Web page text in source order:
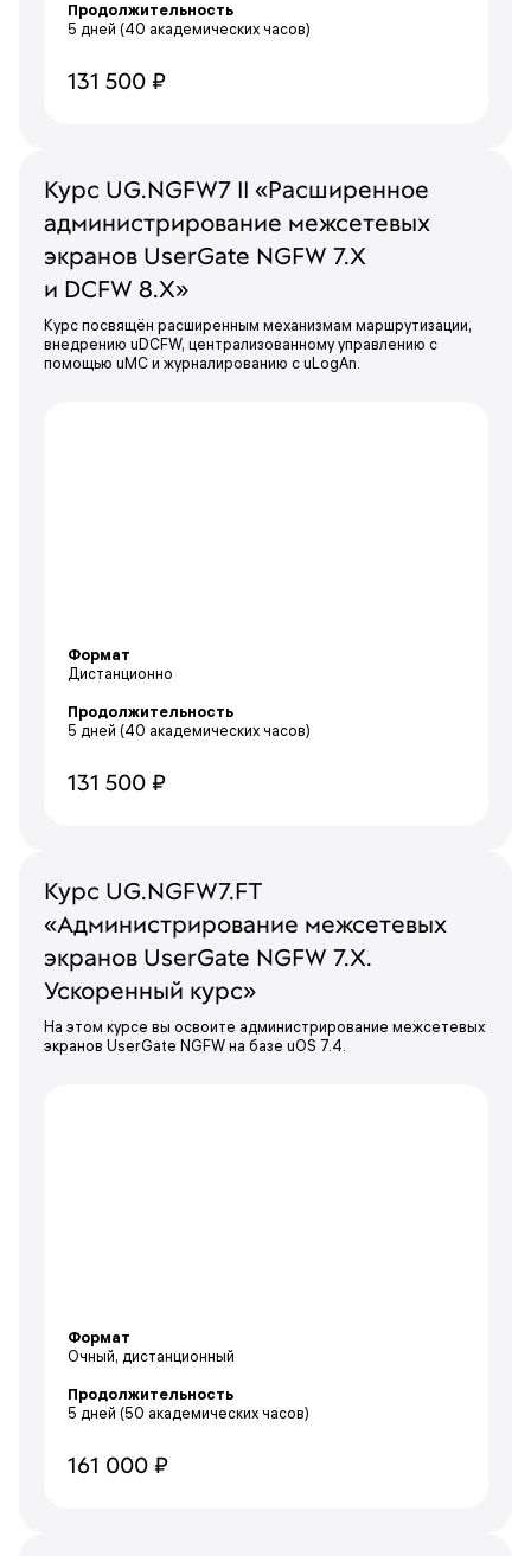
Продолжительность
5 дней (40 академических часов)
131 500 ₽
Курс UG.NGFW7 II «Расширенное
администрирование межсетевых
экранов UserGate NGFW 7.X
и DCFW 8.Х»
Курс посвящён расширенным механизмам маршрутизации,
внедрению uDCFW, централизованному управлению с
помощью uMC и журналированию с uLogAn.
Формат
Дистанционно
Продолжительность
5 дней (40 академических часов)
131 500 ₽
Курс UG.NGFW7.FT
«Администрирование межсетевых
экранов UserGate NGFW 7.X.
Ускоренный курс»
На этом курсе вы освоите администрирование межсетевых
экранов UserGate NGFW на базе uOS 7.4.
Формат
Очный, дистанционный
Продолжительность
5 дней (50 академических часов)
161 000 ₽